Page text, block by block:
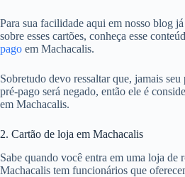
Para sua facilidade aqui em nosso blog
sobre esses cartões, conheça esse
pago em Machacalis.
Sobretudo devo ressaltar que, jamais
pré-pago será negado, então ele é
em Machacalis.
2. Cartão de loja em Machacalis
Sabe quando você entra em uma loja de
Machacalis tem funcionários que